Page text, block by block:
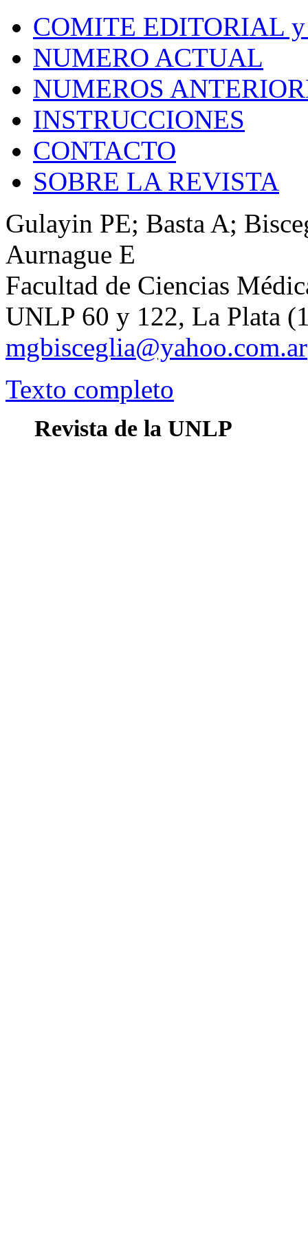
COMITE EDITORIAL
NUMERO ACTUAL
NUMEROS
INSTRUCCIONES
CONTACTO
SOBRE LA REVISTA
Gulayin PE; Basta A;
Aurnague E
Facultad de Ciencias
UNLP 60 y 122, La Plata
mgbisceglia@yahoo.com.ar
Texto completo
Revista de la UNLP